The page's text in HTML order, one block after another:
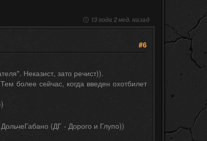
13 года 2 нед. назад
#6
Неказист, зато речист)).
более сейчас, когда введен охотбилет
(ДГ - Дорого и Глупо))